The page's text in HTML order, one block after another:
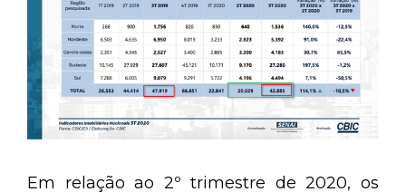
Em relação ao 2º trimestre de 2020, os